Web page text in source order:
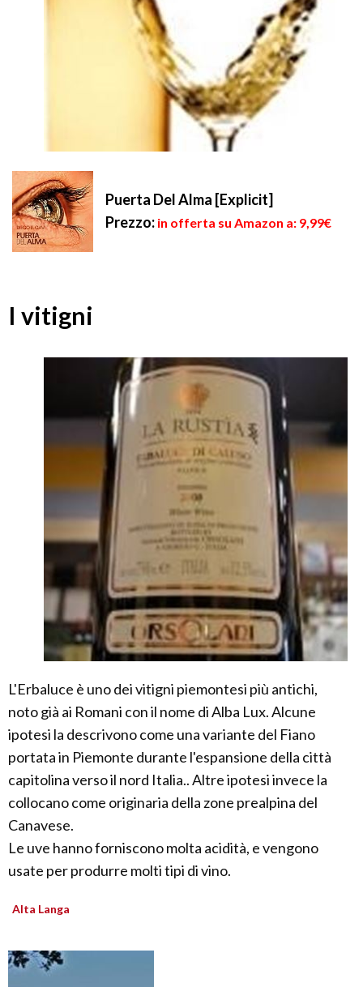
Puerta Del Alma [Explicit]
Prezzo: in offerta su Amazon a: 9,99€
I vitigni
L'Erbaluce è uno dei vitigni piemontesi più antichi,
noto già ai Romani con il nome di Alba Lux. Alcune
ipotesi la descrivono come una variante del Fiano
portata in Piemonte durante l'espansione della città
capitolina verso il nord Italia.. Altre ipotesi invece la
collocano come originaria della zone prealpina del
Canavese.
Le uve hanno forniscono molta acidità, e vengono
usate per produrre molti tipi di vino.
Alta Langa